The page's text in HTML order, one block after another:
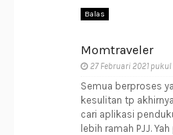
Balas
Momtraveler
27 Februari 2021 pukul
Semua berproses
kesulitan tp
cari aplikasi
lebih ramah PJJ.